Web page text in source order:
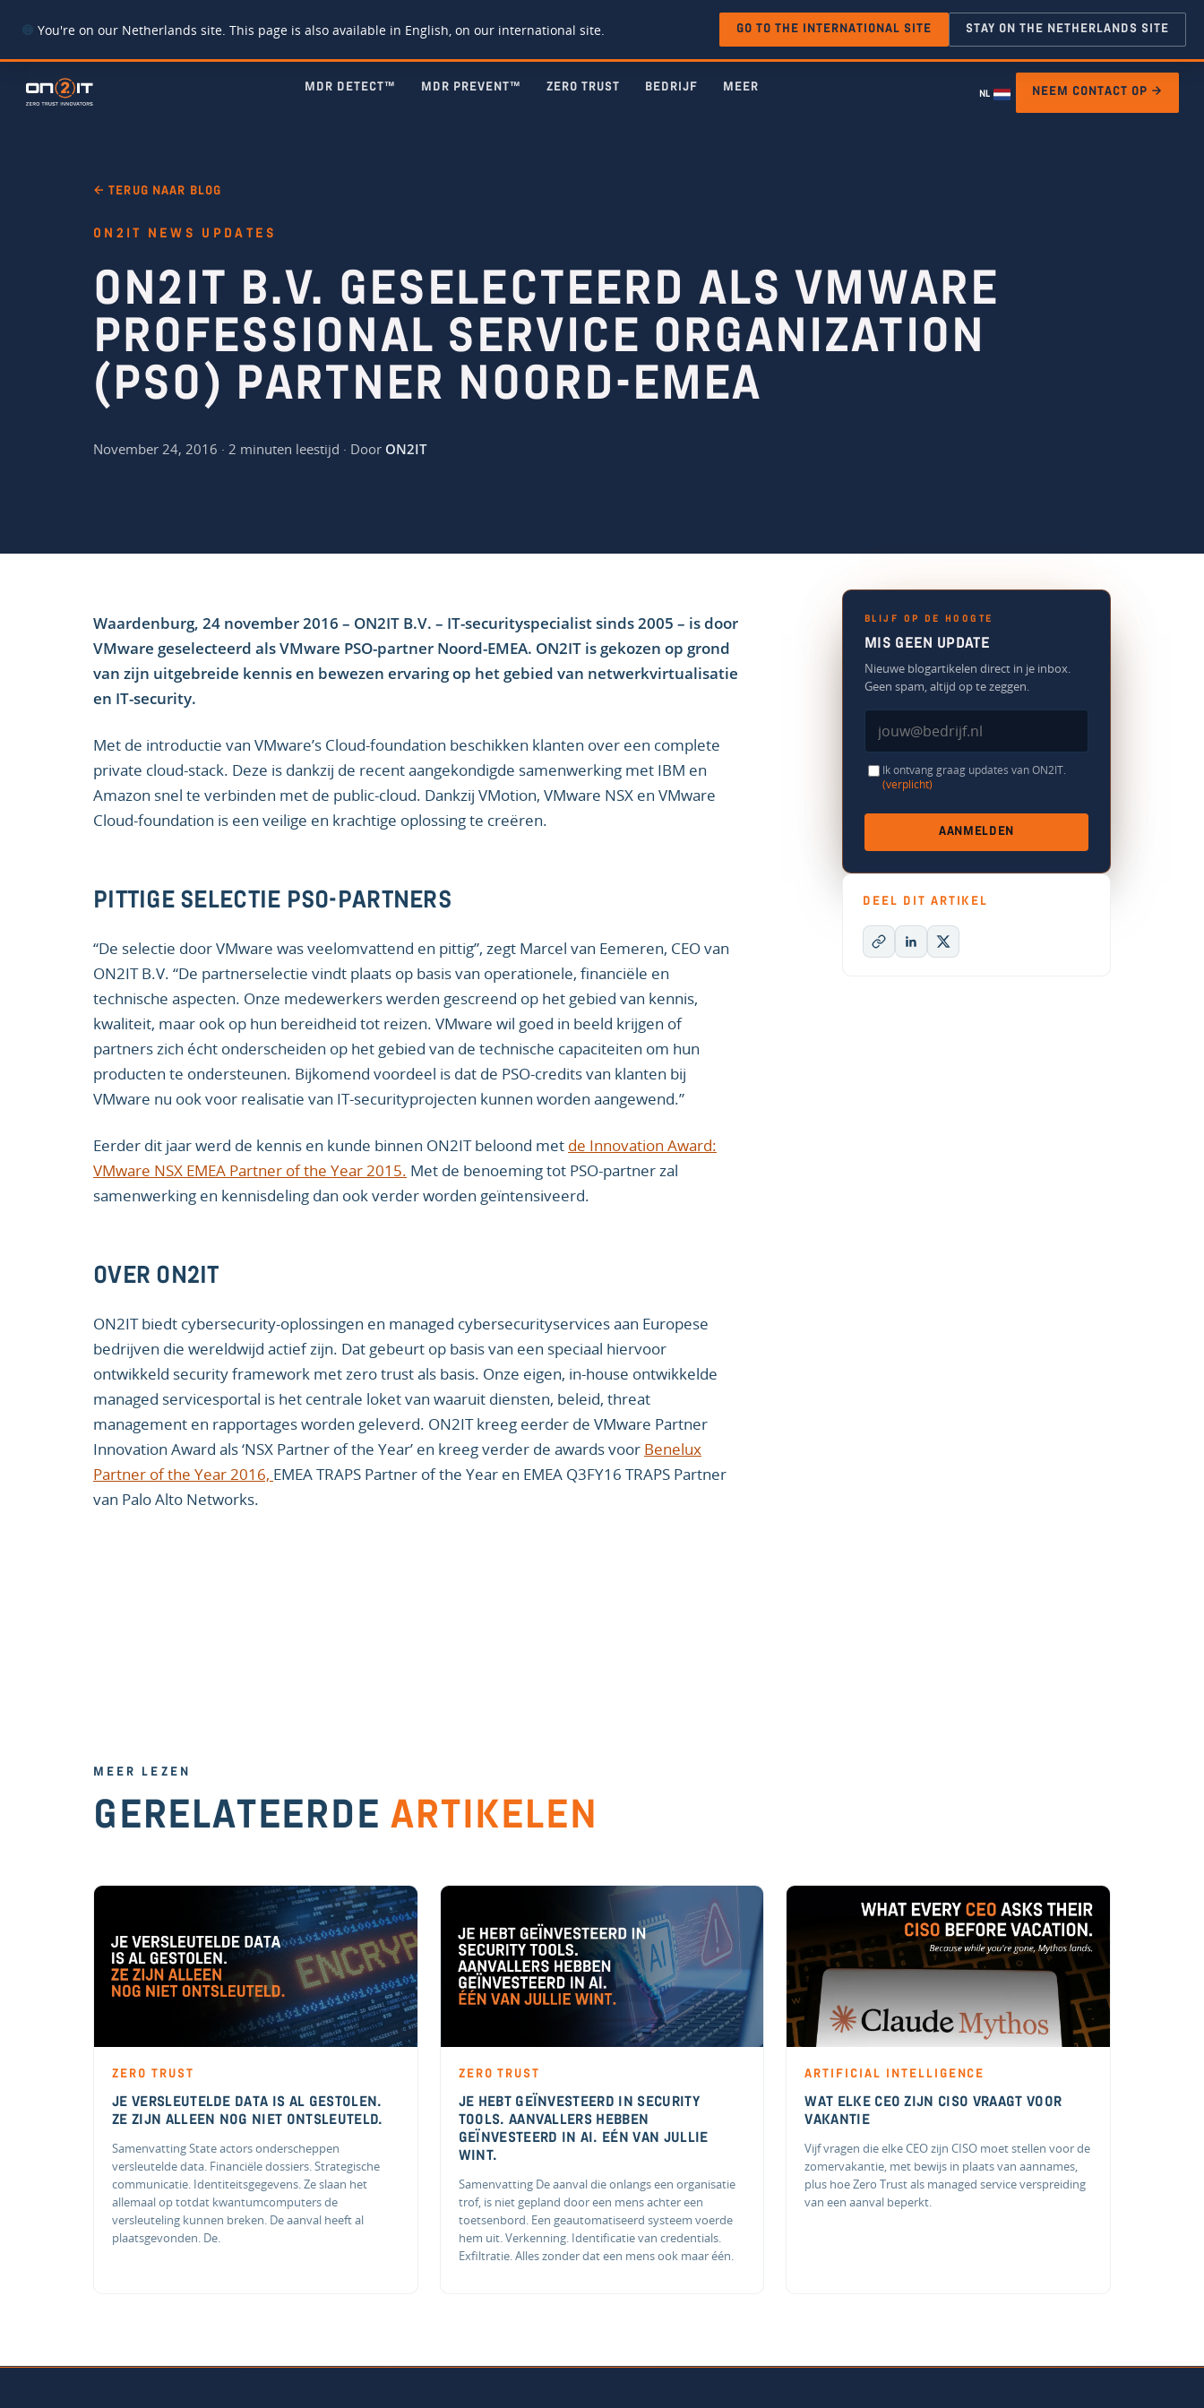
You're on our Netherlands site. This page is also available in English, on our international site. GO TO THE INTERNATIONAL SITE STAY ON THE NETHERLANDS SITE
MDR DETECT™ MDR PREVENT™ ZERO TRUST BEDRIJF MEER
NL NEEM CONTACT OP →
← TERUG NAAR BLOG
ON2IT NEWS UPDATES
ON2IT B.V. GESELECTEERD ALS VMWARE
PROFESSIONAL SERVICE ORGANIZATION
(PSO) PARTNER NOORD-EMEA
November 24, 2016 · 2 minuten leestijd · Door ON2IT
Waardenburg, 24 november 2016 – ON2IT B.V. – IT-securityspecialist sinds 2005 – is door
VMware geselecteerd als VMware PSO-partner Noord-EMEA. ON2IT is gekozen op grond
van zijn uitgebreide kennis en bewezen ervaring op het gebied van netwerkvirtualisatie
en IT-security.
Met de introductie van VMware’s Cloud-foundation beschikken klanten over een complete
private cloud-stack. Deze is dankzij de recent aangekondigde samenwerking met IBM en
Amazon snel te verbinden met de public-cloud. Dankzij VMotion, VMware NSX en VMware
Cloud-foundation is een veilige en krachtige oplossing te creëren.
PITTIGE SELECTIE PSO-PARTNERS
“De selectie door VMware was veelomvattend en pittig”, zegt Marcel van Eemeren, CEO van
ON2IT B.V. “De partnerselectie vindt plaats op basis van operationele, financiële en
technische aspecten. Onze medewerkers werden gescreend op het gebied van kennis,
kwaliteit, maar ook op hun bereidheid tot reizen. VMware wil goed in beeld krijgen of
partners zich écht onderscheiden op het gebied van de technische capaciteiten om hun
producten te ondersteunen. Bijkomend voordeel is dat de PSO-credits van klanten bij
VMware nu ook voor realisatie van IT-securityprojecten kunnen worden aangewend.”
Eerder dit jaar werd de kennis en kunde binnen ON2IT beloond met de Innovation Award:
VMware NSX EMEA Partner of the Year 2015. Met de benoeming tot PSO-partner zal
samenwerking en kennisdeling dan ook verder worden geïntensiveerd.
OVER ON2IT
ON2IT biedt cybersecurity-oplossingen en managed cybersecurityservices aan Europese
bedrijven die wereldwijd actief zijn. Dat gebeurt op basis van een speciaal hiervoor
ontwikkeld security framework met zero trust als basis. Onze eigen, in-house ontwikkelde
managed servicesportal is het centrale loket van waaruit diensten, beleid, threat
management en rapportages worden geleverd. ON2IT kreeg eerder de VMware Partner
Innovation Award als ‘NSX Partner of the Year’ en kreeg verder de awards voor Benelux
Partner of the Year 2016, EMEA TRAPS Partner of the Year en EMEA Q3FY16 TRAPS Partner
van Palo Alto Networks.
BLIJF OP DE HOOGTE
MIS GEEN UPDATE
Nieuwe blogartikelen direct in je inbox.
Geen spam, altijd op te zeggen.
Ik ontvang graag updates van ON2IT.
(verplicht)
AANMELDEN
DEEL DIT ARTIKEL
MEER LEZEN
GERELATEERDEARTIKELEN
ZERO TRUST
JE VERSLEUTELDE DATA IS AL GESTOLEN.
ZE ZIJN ALLEEN NOG NIET ONTSLEUTELD.
Samenvatting State actors onderscheppen
versleutelde data. Financiële dossiers. Strategische
communicatie. Identiteitsgegevens. Ze slaan het
allemaal op totdat kwantumcomputers de
versleuteling kunnen breken. De aanval heeft al
plaatsgevonden. De.
ZERO TRUST
JE HEBT GEÏNVESTEERD IN SECURITY
TOOLS. AANVALLERS HEBBEN
GEÏNVESTEERD IN AI. EÉN VAN JULLIE
WINT.
Samenvatting De aanval die onlangs een organisatie
trof, is niet gepland door een mens achter een
toetsenbord. Een geautomatiseerd systeem voerde
hem uit. Verkenning. Identificatie van credentials.
Exfiltratie. Alles zonder dat een mens ook maar één.
ARTIFICIAL INTELLIGENCE
WAT ELKE CEO ZIJN CISO VRAAGT VOOR
VAKANTIE
Vijf vragen die elke CEO zijn CISO moet stellen voor de
zomervakantie, met bewijs in plaats van aannames,
plus hoe Zero Trust als managed service verspreiding
van een aanval beperkt.